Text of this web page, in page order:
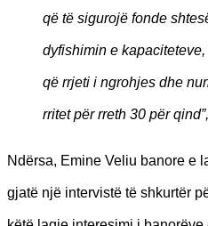
që të sigurojë fonde
dyfishimin e
që rrjeti i ngrohjes dhe
rritet për rreth 30 për qind”,
Ndërsa, Emine Veliu banore e
gjatë një intervistë të shkurtër